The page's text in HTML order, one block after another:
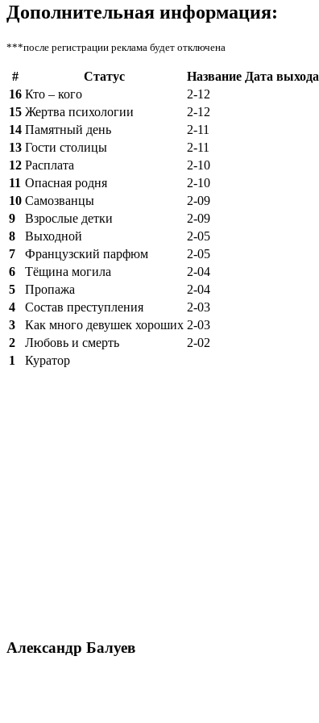
Дополнительная информация:
***после регистрации реклама будет отключена
# Статус Название Дата выхода
16 Кто – кого
2-12
15 Жертва психологии
2-12
14 Памятный день
2-11
13 Гости столицы
2-11
12 Расплата
2-10
11 Опасная родня
2-10
10 Самозванцы
2-09
9
Взрослые детки
2-09
8
Выходной
2-05
7
Французский парфюм
2-05
6
Тёщина могила
2-04
5
Пропажа
2-04
4
Состав преступления
2-03
3
Как много девушек хороших 2-03
2
Любовь и смерть
2-02
1
Куратор
Александр Балуев